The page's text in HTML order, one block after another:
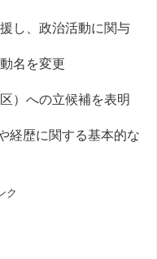
し、政治活動に関与
名を変更
）への立候補を表明
経歴に関する基本的な
ク